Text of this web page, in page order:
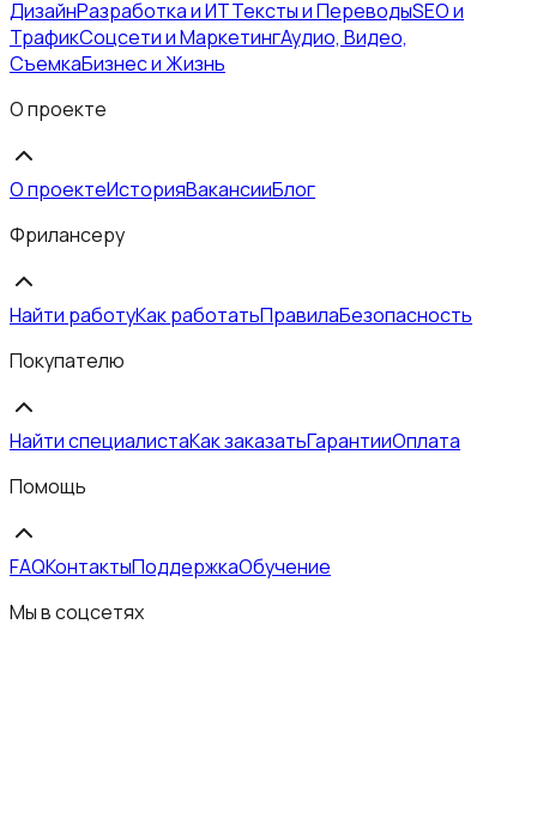
ДизайнРазработка и ИТТексты и ПереводыSEO и
ТрафикСоцсети и МаркетингАудио, Видео,
СъемкаБизнес и Жизнь
О проекте
О проектеИсторияВакансииБлог
Фрилансеру
Найти работуКак работатьПравилаБезопасность
Покупателю
Найти специалистаКак заказатьГарантииОплата
Помощь
FAQКонтактыПоддержкаОбучение
Мы в соцсетях